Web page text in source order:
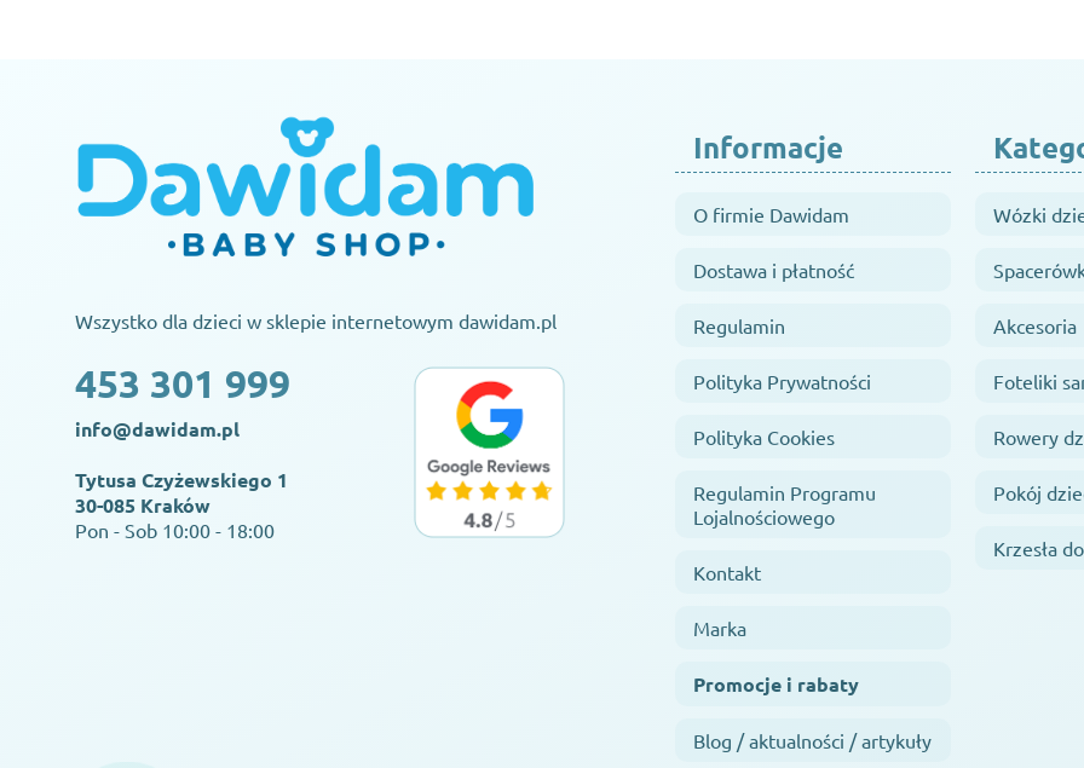
Wszystko dla dzieci w sklepie internetowym dawidam.pl
453 301 999
info@dawidam.pl
Tytusa Czyżewskiego 1
30-085 Kraków
Pon - Sob 10:00 - 18:00
Informacje
O firmie Dawidam
Dostawa i płatność
Regulamin
Polityka Prywatności
Polityka Cookies
Regulamin Programu
Lojalnościowego
Kontakt
Marka
Promocje i rabaty
Blog / aktualności / artykuły
Wózki
Akcesoria
Foteliki
Rowery
Pokój
Krzesła